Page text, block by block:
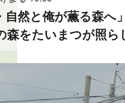
然と俺が薫る森へ」
森をたいまつが照ら